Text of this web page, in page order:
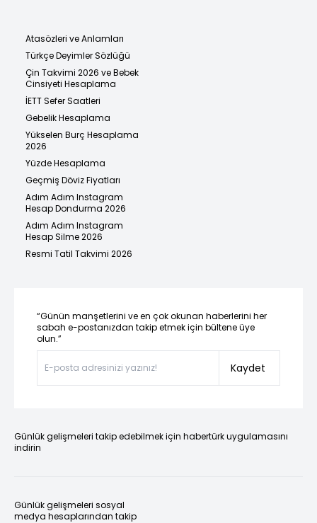
Atasözleri ve Anlamları
Türkçe Deyimler Sözlüğü
Çin Takvimi 2026 ve Bebek
Cinsiyeti Hesaplama
İETT Sefer Saatleri
Gebelik Hesaplama
Yükselen Burç Hesaplama
2026
Yüzde Hesaplama
Geçmiş Döviz Fiyatları
Adım Adım Instagram
Hesap Dondurma 2026
Adım Adım Instagram
Hesap Silme 2026
Resmi Tatil Takvimi 2026
“Günün manşetlerini ve en çok okunan haberlerini her
sabah e-postanızdan takip etmek için bültene üye
olun.”
Kaydet
Günlük gelişmeleri takip edebilmek için habertürk uygulamasını
indirin
Günlük gelişmeleri sosyal
medya hesaplarından takip